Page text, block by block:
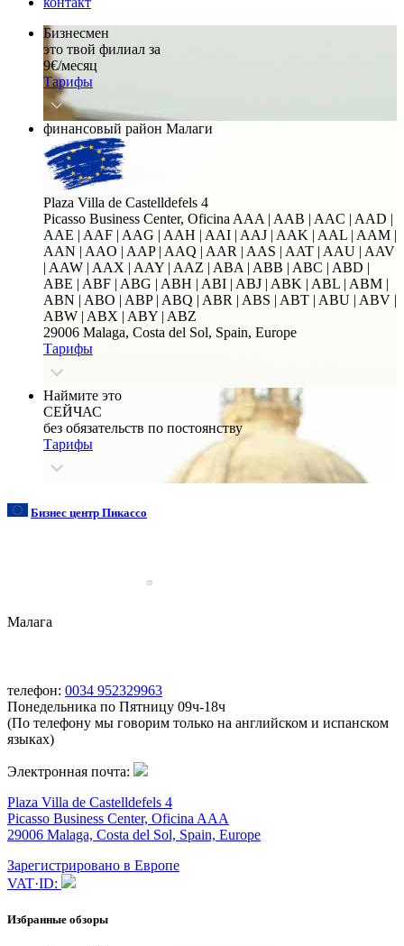
Бизнесмен
это твой филиал за
9€/месяц
Тарифы
финансовый район Малаги
Plaza Villa de Castelldefels 4
Picasso Business Center, Oficina AAA | AAB | AAC | AAD |
AAE | AAF | AAG | AAH | AAI | AAJ | AAK | AAL | AAM |
AAN | AAO | AAP | AAQ | AAR | AAS | AAT | AAU | AAV
| AAW | AAX | AAY | AAZ | ABA | ABB | ABC | ABD |
ABE | ABF | ABG | ABH | ABI | ABJ | ABK | ABL | ABM |
ABN | ABO | ABP | ABQ | ABR | ABS | ABT | ABU | ABV |
ABW | ABX | ABY | ABZ
29006 Malaga, Costa del Sol, Spain, Europe
Тарифы
Наймите это
СЕЙЧАС
без обязательств по постоянству
Тарифы
Бизнес центр Пикассо
Малага
телефон: 0034 952329963
Понедельника по Пятницу 09ч-18ч
(По телефону мы говорим только на английском и испанском
языках)
Электронная почта:
Plaza Villa de Castelldefels 4
Picasso Business Center, Oficina AAA
29006 Malaga, Costa del Sol, Spain, Europe
Зарегистрировано в Европе
VAT·ID:
Избранные обзоры